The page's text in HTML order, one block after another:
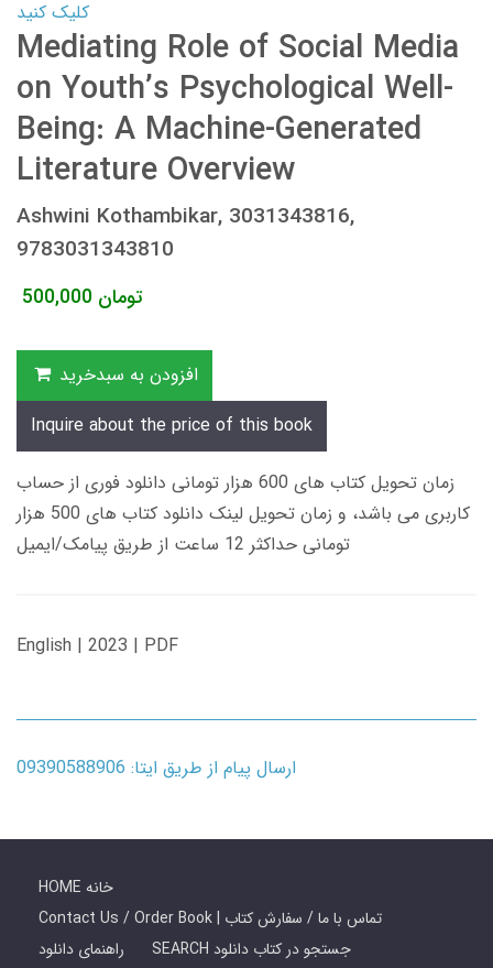
کلیک کنید
Mediating Role of Social Media
on Youth’s Psychological Well-
Being: A Machine-Generated
Literature Overview
Ashwini Kothambikar, 3031343816,
9783031343810
500,000 تومان
افزودن به سبدخرید
Inquire about the price of this book
زمان تحویل کتاب های 600 هزار تومانی دانلود فوری از حساب
کاربری می باشد، و زمان تحویل لینک دانلود کتاب های 500 هزار
تومانی حداکثر 12 ساعت از طریق پیامک/ایمیل
English | 2023 | PDF
ارسال پیام از طریق ایتا: 09390588906
HOME خانه
Contact Us / Order Book | تماس با ما / سفارش کتاب
راهنمای دانلود
SEARCH جستجو در کتاب دانلود